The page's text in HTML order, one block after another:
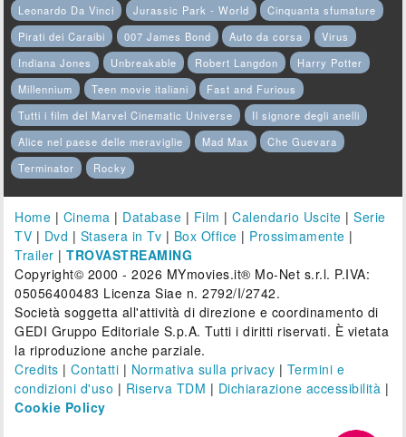
Leonardo Da Vinci
Jurassic Park - World
Cinquanta sfumature
Pirati dei Caraibi
007 James Bond Auto da corsa
Virus
Indiana Jones
Unbreakable Robert Langdon
Harry Potter
Millennium
Teen movie italiani
Fast and Furious
Tutti i film del Marvel Cinematic Universe
Il signore degli anelli
Alice nel paese delle meraviglie
Mad Max
Che Guevara
Terminator
Rocky
Home | Cinema | Database | Film |Calendario Uscite |Serie
TV | Dvd | Stasera in Tv | Box Office | Prossimamente |
Trailer |TROVASTREAMING
Copyright© 2000 - 2026 MYmovies.it® Mo-Net s.r.l. P.IVA:
05056400483 Licenza Siae n. 2792/I/2742.
Società soggetta all'attività di direzione e coordinamento di
GEDI Gruppo Editoriale S.p.A. Tutti i diritti riservati. È vietata
la riproduzione anche parziale.
Credits |Contatti | Normativa sulla privacy | Termini e
condizioni d'uso | Riserva TDM | Dichiarazione accessibilità |
Cookie Policy